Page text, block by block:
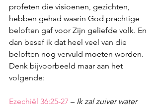
profeten die visioenen, gezichten,
hebben gehad waarin God prachtige
beloften gaf voor Zijn geliefde volk. En
dan besef ik dat heel veel van die
beloften nog vervuld moeten worden.
Denk bijvoorbeeld maar aan het
volgende:
Ezechiël 36:25-27 – Ik zal zuiver water